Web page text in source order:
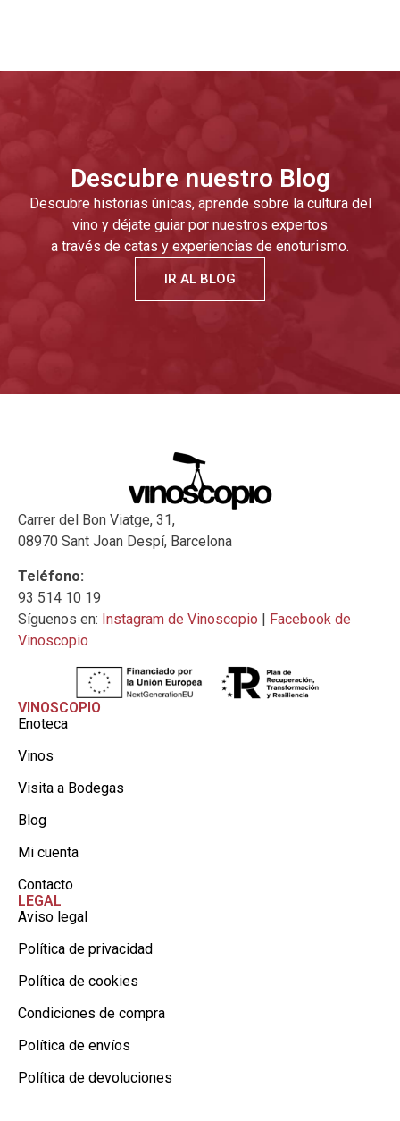
Descubre nuestro Blog
Descubre historias únicas, aprende sobre la cultura del
vino y déjate guiar por nuestros expertos
a través de catas y experiencias de enoturismo.
IR AL BLOG
Carrer del Bon Viatge, 31,
08970 Sant Joan Despí, Barcelona
Teléfono:
93 514 10 19
Síguenos en: Instagram de Vinoscopio | Facebook de
Vinoscopio
VINOSCOPIO
Enoteca
Vinos
Visita a Bodegas
Blog
Mi cuenta
Contacto
LEGAL
Aviso legal
Política de privacidad
Política de cookies
Condiciones de compra
Política de envíos
Política de devoluciones